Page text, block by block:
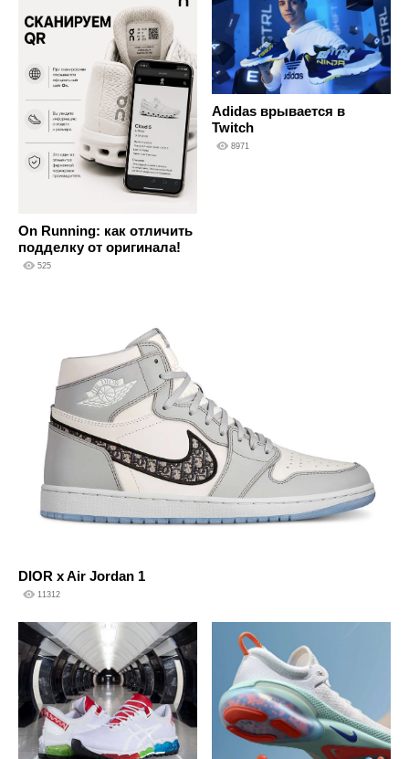
On Running: как отличить
подделку от оригинала!
525
Adidas врывается в
Twitch
8971
DIOR x Air Jordan 1
11312